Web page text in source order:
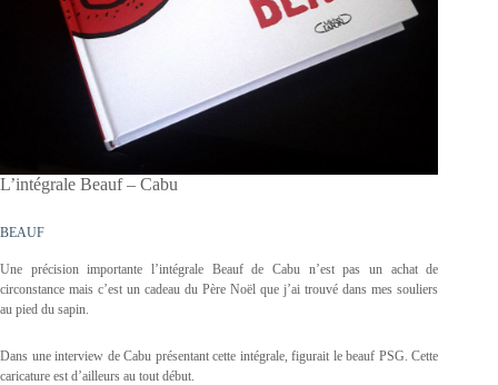
L’intégrale Beauf – Cabu
BEAUF
Une précision importante l’intégrale Beauf de Cabu n’est pas un achat de
circonstance mais c’est un cadeau du Père Noël que j’ai trouvé dans mes souliers
au pied du sapin.
Dans une interview de Cabu présentant cette intégrale, figurait le beauf PSG. Cette
caricature est d’ailleurs au tout début.